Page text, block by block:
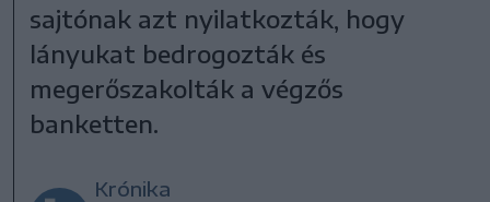
sajtónak azt nyilatkozták, hogy
lányukat bedrogozták és
megerőszakolták a végzős
banketten.
Krónika